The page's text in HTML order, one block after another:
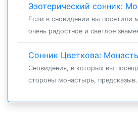
Эзотерический сонник:
Если в сновидении вы посетили
очень радостное и светлое
Сонник Цветкова:
Сновидения, в которых вы
стороны монастырь, предсказыв..